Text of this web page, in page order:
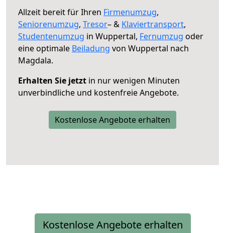
Allzeit bereit für Ihren Firmenumzug,
Seniorenumzug, Tresor– & Klaviertransport,
Studentenumzug in Wuppertal, Fernumzug oder
eine optimale Beiladung von Wuppertal nach
Magdala.
Erhalten Sie jetzt in nur wenigen Minuten
unverbindliche und kostenfreie Angebote.
Kostenlose Angebote erhalten
Kostenlose Angebote erhalten